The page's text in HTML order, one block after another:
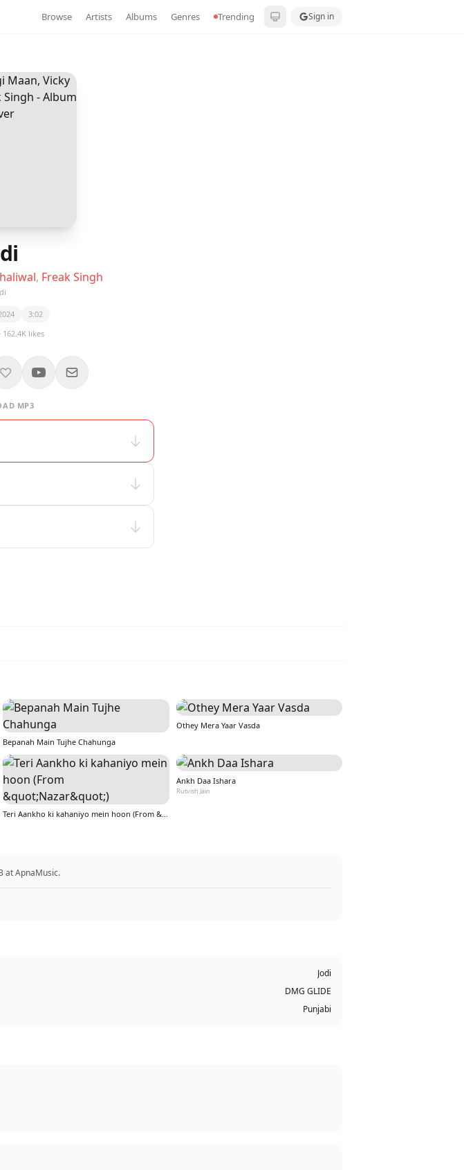
Browse Artists Albums Genres Trending Sign in
, Freak Singh
3:02
162.4K likes
MP3
Bepanah Main Tujhe Chahunga
Othey Mera Yaar Vasda
Teri Aankho ki kahaniyo mein hoon (From &quot;Nazar&quot;)
Ankh Daa Ishara
Rutvish Jain
at ApnaMusic.
Jodi
DMG GLIDE
Punjabi